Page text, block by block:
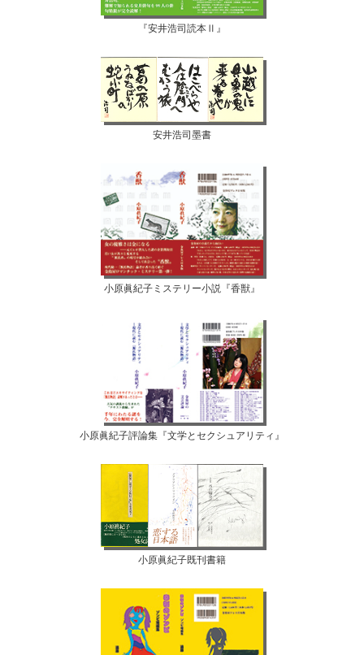
『安井浩司読本Ⅱ』
安井浩司墨書
小原眞紀子ミステリー小説『香獣』
小原眞紀子評論集『文学とセクシュアリティ』
小原眞紀子既刊書籍